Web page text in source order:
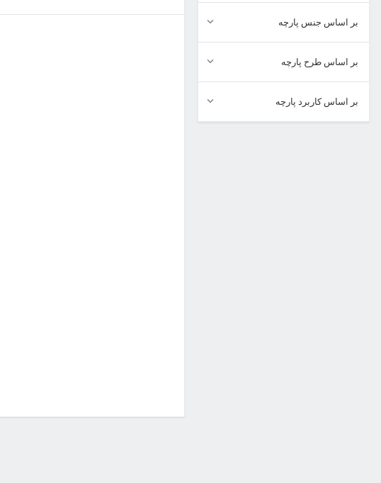
بر اساس جنس پارچه
بر اساس طرح پارچه
بر اساس کاربرد پارچه